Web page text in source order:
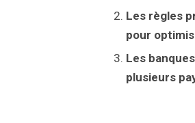
Les règles
pour
Les
plusieurs